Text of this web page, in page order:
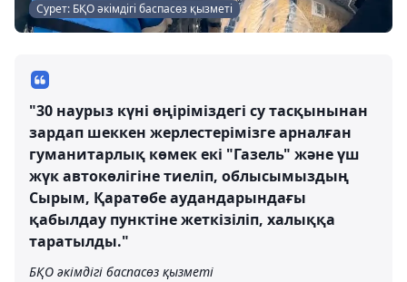
Сурет: БҚО әкімдігі баспасөз қызметі
"30 наурыз күні өңіріміздегі су тасқынынан
зардап шеккен жерлестерімізге арналған
гуманитарлық көмек екі "Газель" және үш
жүк автокөлігіне тиеліп, облысымыздың
Сырым, Қаратөбе аудандарындағы
қабылдау пунктіне жеткізіліп, халыққа
таратылды."
БҚО әкімдігі баспасөз қызметі